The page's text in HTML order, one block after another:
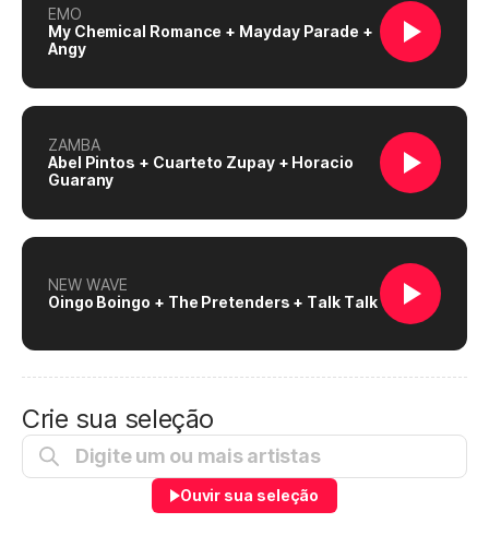
EMO
My Chemical Romance + Mayday Parade +
Angy
ZAMBA
Abel Pintos + Cuarteto Zupay + Horacio
Guarany
NEW WAVE
Oingo Boingo + The Pretenders + Talk Talk
Crie sua seleção
Ouvir sua seleção